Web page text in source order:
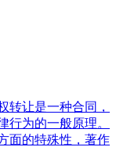
转让是一种合同，
行为的一般原理。
面的特殊性，著作